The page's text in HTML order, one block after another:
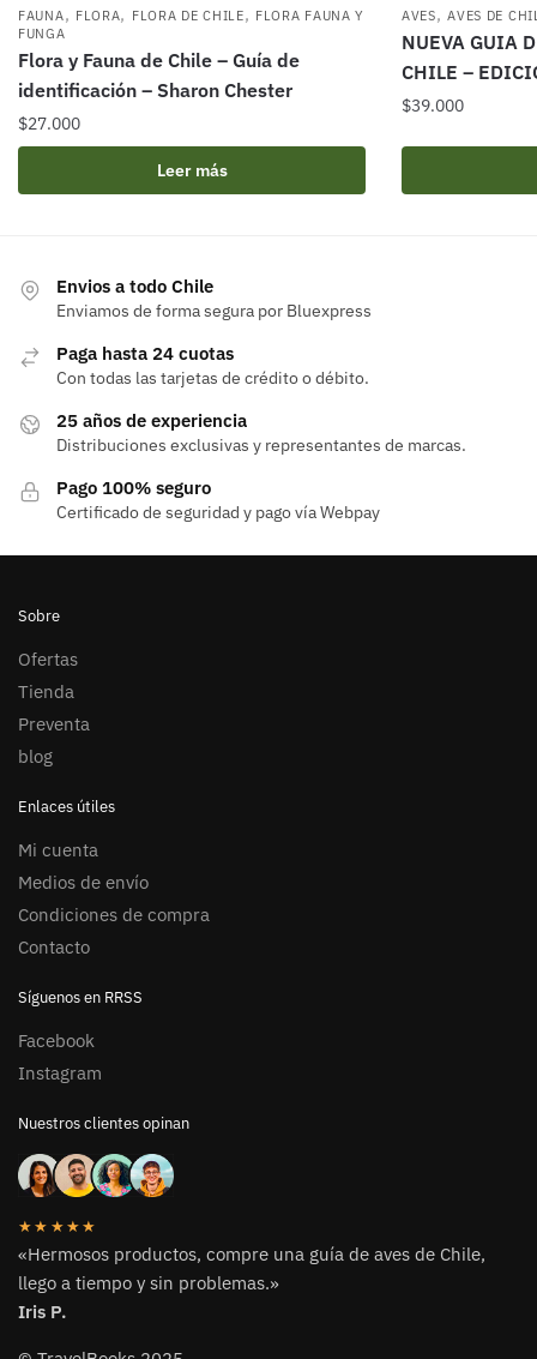
FAUNA, FLORA, FLORA DE CHILE, FLORA FAUNA Y
FUNGA
Flora y Fauna de Chile – Guía de
identificación – Sharon Chester
$27.000
Leer más
AVES,AVES DE
NUEVA GUIA
CHILE –
$39.000
Envios a todo Chile
Enviamos de forma segura por Bluexpress
Paga hasta 24 cuotas
Con todas las tarjetas de crédito o débito.
25 años de experiencia
Distribuciones exclusivas y representantes de marcas.
Pago 100% seguro
Certificado de seguridad y pago vía Webpay
Sobre
Ofertas
Tienda
Preventa
blog
Enlaces útiles
Mi cuenta
Medios de envío
Condiciones de compra
Contacto
Síguenos en RRSS
Facebook
Instagram
Nuestros clientes opinan
★★★★★
«Hermosos productos, compre una guía de aves de Chile,
llego a tiempo y sin problemas.»
Iris P.